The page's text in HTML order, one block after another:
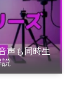
声も同時生